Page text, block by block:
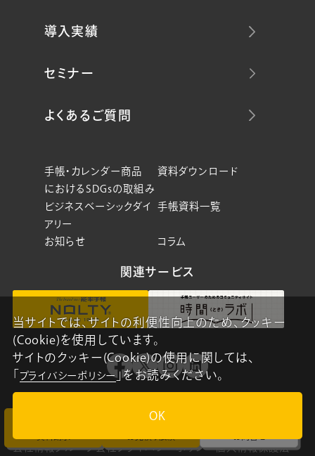
導入実績
セミナー
よくあるご質問
手帳・カレンダー商品
におけるSDGsの取組み
資料ダウンロード
ビジネスベーシックダイ
アリー
手帳資料一覧
お知らせ コラム
関連サービス
会社情報グループ会社プライバシーポリシー個人情報保護法
当サイトでは、サイトの利便性向上のため、クッキー
(Cookie)を使用しています。
サイトのクッキー(Cookie)の使用に関しては、
プライバシーポリシー」をお読みください。
OK